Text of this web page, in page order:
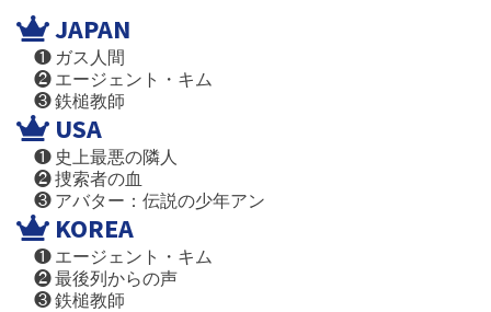
JAPAN
❶ ガス人間
❷ エージェント・キム
❸ 鉄槌教師
USA
❶ 史上最悪の隣人
❷ 捜索者の血
❸ アバター：伝説の少年アン
KOREA
❶ エージェント・キム
❷ 最後列からの声
❸ 鉄槌教師